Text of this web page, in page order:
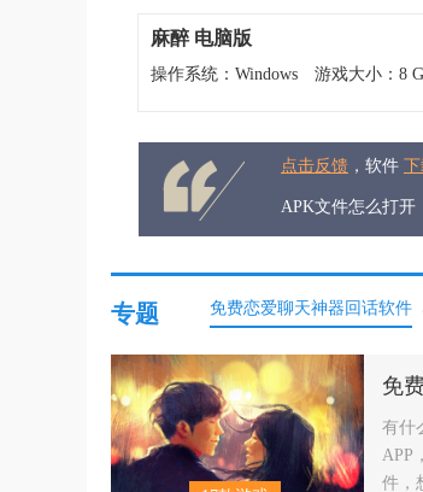
麻醉 电脑版
操作系统：Windows 游戏大小：8
点击反馈 ，软件
APK文件怎么打开
专题 免费恋爱聊天神器回话软件
免
有什
APP
件，